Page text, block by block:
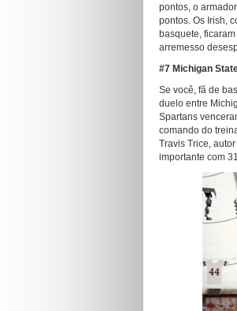
pontos, o
pontos. Os Irish,
basquete,
arremesso
#7 Michigan
Se você, fã de
duelo entre
Spartans
comando do
Travis Trice,
importante com